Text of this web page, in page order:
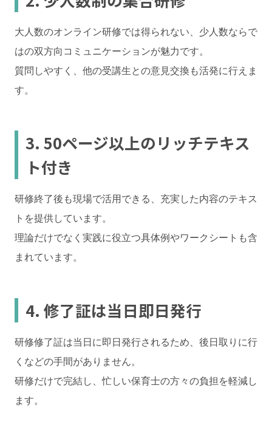
大人数のオンライン研修では得られない、少人数ならで
はの双方向コミュニケーションが魅力です。
質問しやすく、他の受講生との意見交換も活発に行えま
す。
3. 50ページ以上のリッチテキス
ト付き
研修終了後も現場で活用できる、充実した内容のテキス
トを提供しています。
理論だけでなく実践に役立つ具体例やワークシートも含
まれています。
4. 修了証は当日即日発行
研修修了証は当日に即日発行されるため、後日取りに行
くなどの手間がありません。
研修だけで完結し、忙しい保育士の方々の負担を軽減し
ます。